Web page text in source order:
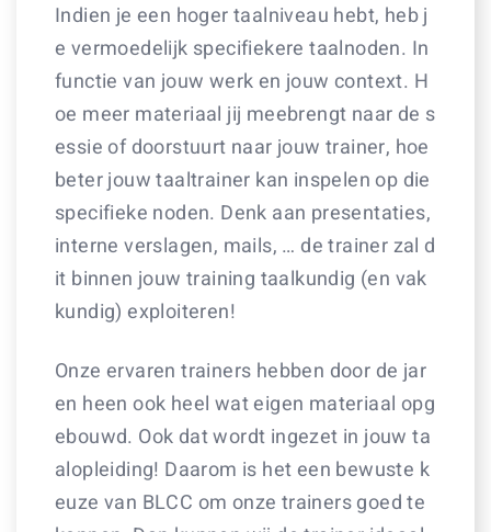
Indien je een hoger taalniveau hebt, heb j
e vermoedelijk specifiekere taalnoden. In
functie van jouw werk en jouw context. H
oe meer materiaal jij meebrengt naar de s
essie of doorstuurt naar jouw trainer, hoe
beter jouw taaltrainer kan inspelen op die
specifieke noden. Denk aan presentaties,
interne verslagen, mails, … de trainer zal d
it binnen jouw training taalkundig (en vak
kundig) exploiteren!
Onze ervaren trainers hebben door de jar
en heen ook heel wat eigen materiaal opg
ebouwd. Ook dat wordt ingezet in jouw ta
alopleiding! Daarom is het een bewuste k
euze van BLCC om onze trainers goed te